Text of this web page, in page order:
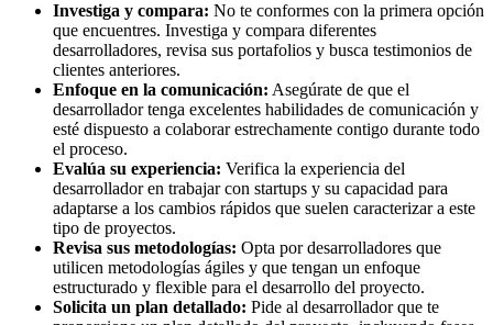
Investiga y compara: No te conformes con la primera opción
que encuentres. Investiga y compara diferentes
desarrolladores, revisa sus portafolios y busca testimonios de
clientes anteriores.
Enfoque en la comunicación: Asegúrate de que el
desarrollador tenga excelentes habilidades de comunicación y
esté dispuesto a colaborar estrechamente contigo durante todo
el proceso.
Evalúa su experiencia: Verifica la experiencia del
desarrollador en trabajar con startups y su capacidad para
adaptarse a los cambios rápidos que suelen caracterizar a este
tipo de proyectos.
Revisa sus metodologías: Opta por desarrolladores que
utilicen metodologías ágiles y que tengan un enfoque
estructurado y flexible para el desarrollo del proyecto.
Solicita un plan detallado: Pide al desarrollador que te